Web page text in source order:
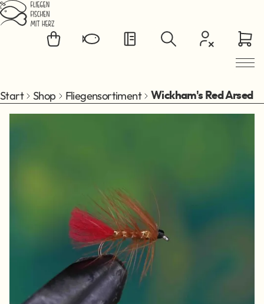
Zum Hauptinhalt springen
Start Shop Fliegensortiment Wickham's Red Arsed